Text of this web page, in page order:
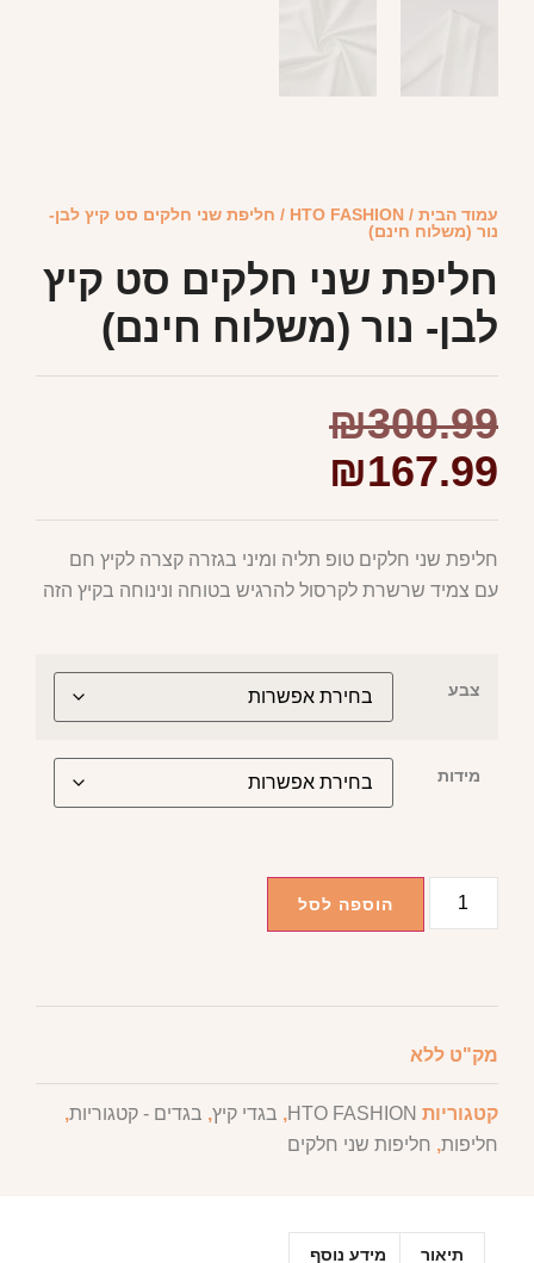
עמוד הבית /
HTO FASHION / חליפת שני חלקים סט קיץ לבן-
נור (משלוח חינם)
חליפת שני חלקים סט קיץ
לבן- נור (משלוח חינם)
₪300.99
₪167.99
חליפת שני חלקים טופ תליה ומיני בגזרה קצרה לקיץ חם
עם צמיד שרשרת לקרסול להרגיש בטוחה ונינוחה בקיץ הזה
צבע
מידות
הוספה לסל
מק"ט ללא
קטגוריות HTO FASHION
, בגדי קיץ, בגדים - קטגוריות,
חליפות, חליפות שני חלקים
תיאור מידע נוסף